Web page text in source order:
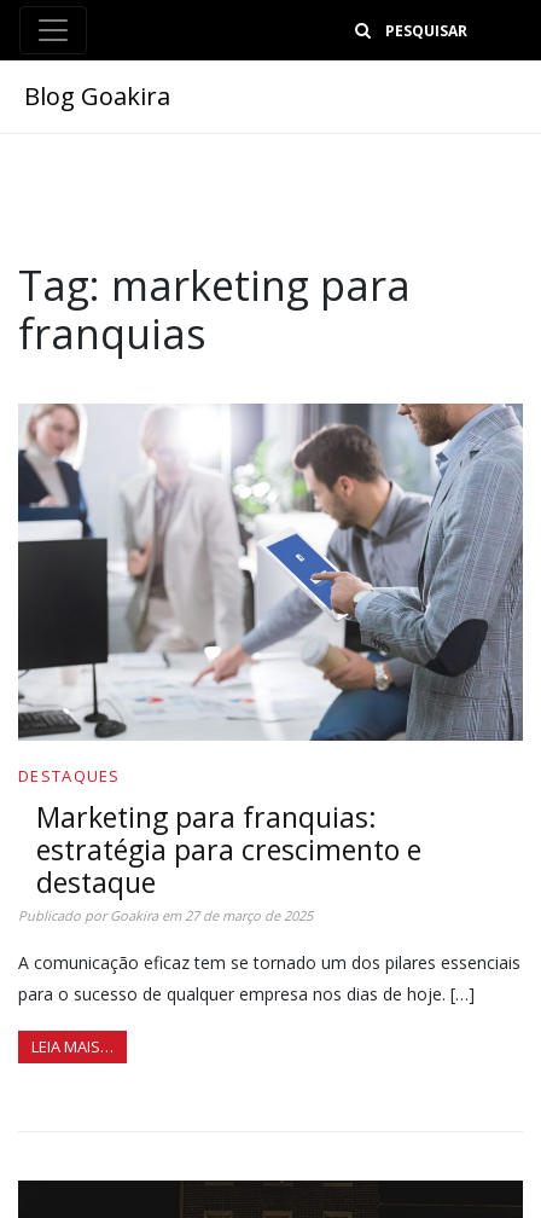
Blog Goakira
Tag: marketing para
franquias
DESTAQUES
Marketing para franquias:
estratégia para crescimento e
destaque
Publicado porGoakiraem27 de março de 2025
A comunicação eficaz tem se tornado um dos pilares essenciais
para o sucesso de qualquer empresa nos dias de hoje. […]
LEIA MAIS…